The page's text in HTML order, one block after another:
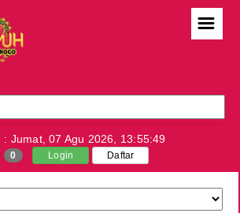
☰
: Jumat, 07 Agu 2026, 13:55:50
0 Login Daftar